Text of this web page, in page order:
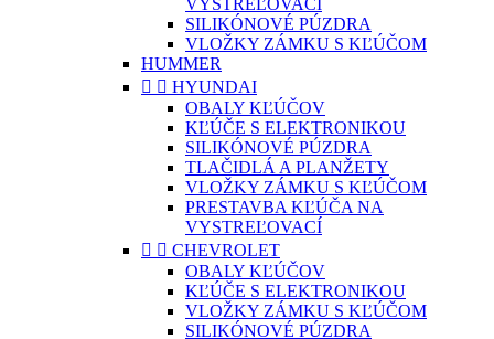
VYSTREĽOVACÍ
SILIKÓNOVÉ PÚZDRA
VLOŽKY ZÁMKU S KĽÚČOM
HUMMER
  HYUNDAI
OBALY KĽÚČOV
KĽÚČE S ELEKTRONIKOU
SILIKÓNOVÉ PÚZDRA
TLAČIDLÁ A PLANŽETY
VLOŽKY ZÁMKU S KĽÚČOM
PRESTAVBA KĽÚČA NA
VYSTREĽOVACÍ
  CHEVROLET
OBALY KĽÚČOV
KĽÚČE S ELEKTRONIKOU
VLOŽKY ZÁMKU S KĽÚČOM
SILIKÓNOVÉ PÚZDRA